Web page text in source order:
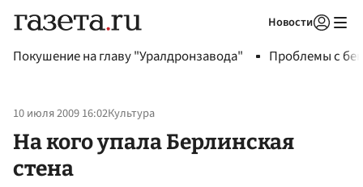
Новости
Покушение на главу "Уралдронзавода" Проблемы с
10 июля 2009 16:02Культура
На кого упала Берлинская
стена